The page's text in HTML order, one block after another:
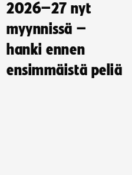
2026–27 nyt
myynnissä –
hanki ennen
ensimmäistä peliä